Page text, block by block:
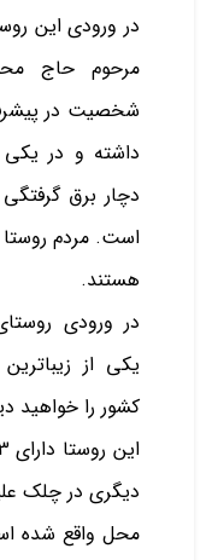
در ورودی این
مرحوم حاج
شخصیت در
داشته و در یکی
دچار برق
است. مردم روستا
هستند.
در ورودی
یکی از
کشور را خواهید
دیگری در چلک
محل واقع شده